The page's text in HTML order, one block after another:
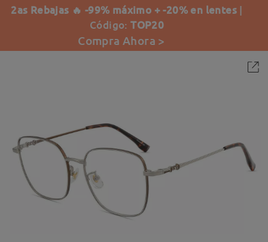
2as Rebajas 🔥 -99% máximo + -20% en lentes |
Código:TOP20
Compra Ahora >